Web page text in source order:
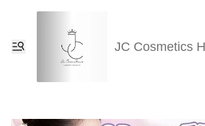
JC Cosmetics